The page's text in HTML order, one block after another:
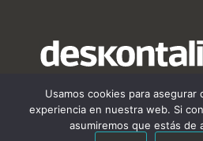
Copyright © 2021 · Deskontalia Viajes
Usamos cookies para asegurar
experiencia en nuestra web. Si
asumiremos que estás de